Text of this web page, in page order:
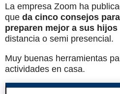
La empresa Zoom ha
que da cinco consejos
preparen mejor a sus hijos
distancia o semi presencial.
Muy buenas herramientas
actividades en casa.